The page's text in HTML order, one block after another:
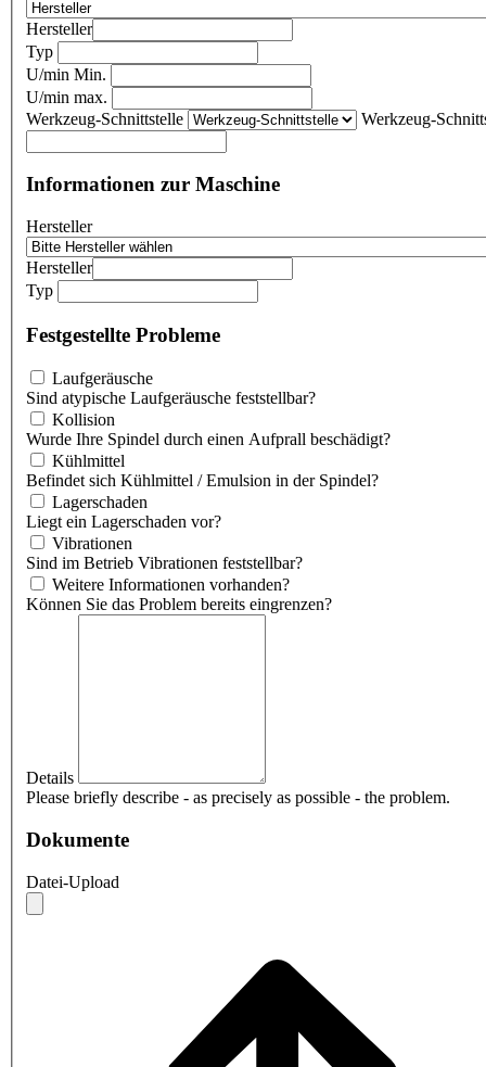
Hersteller
Typ
U/min Min.
U/min max.
Werkzeug-Schnittstelle
Werkzeug-
Informationen zur Maschine
Hersteller
Hersteller
Typ
Festgestellte Probleme
Laufgeräusche
Sind atypische Laufgeräusche feststellbar?
Kollision
Wurde Ihre Spindel durch einen Aufprall beschädigt?
Kühlmittel
Befindet sich Kühlmittel / Emulsion in der Spindel?
Lagerschaden
Liegt ein Lagerschaden vor?
Vibrationen
Sind im Betrieb Vibrationen feststellbar?
Weitere Informationen vorhanden?
Können Sie das Problem bereits eingrenzen?
Details
Please briefly describe - as precisely as possible - the problem.
Dokumente
Datei-Upload